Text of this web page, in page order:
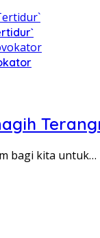
bagi kita untuk…